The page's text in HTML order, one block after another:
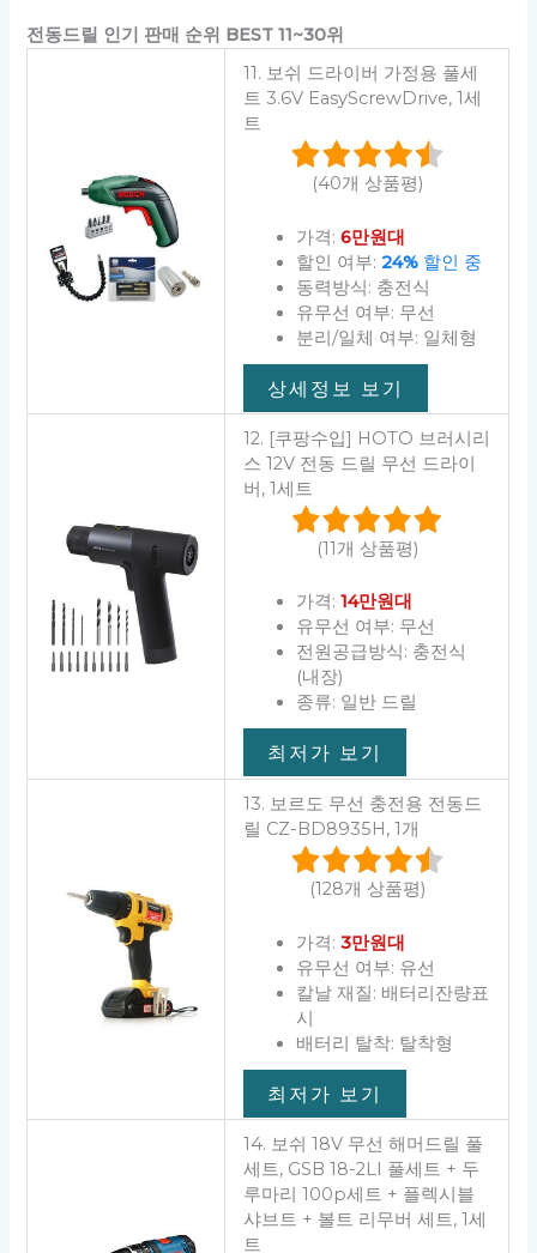
전동드릴 인기 판매 순위 BEST 11~30위
11. 보쉬 드라이버 가정용 풀세
트 3.6V EasyScrewDrive, 1세
트
(40개 상품평)
가격: 6만원대
할인 여부: 24%할인 중
동력방식: 충전식
유무선 여부: 무선
분리/일체 여부: 일체형
상세정보 보기
12. [쿠팡수입] HOTO 브러시리
스 12V 전동 드릴 무선 드라이
버, 1세트
(11개 상품평)
가격: 14만원대
유무선 여부: 무선
전원공급방식: 충전식
(내장)
종류: 일반 드릴
최저가 보기
13. 보르도 무선 충전용 전동드
릴 CZ-BD8935H, 1개
(128개 상품평)
가격: 3만원대
유무선 여부: 유선
칼날 재질: 배터리잔량표
시
배터리 탈착: 탈착형
최저가 보기
14. 보쉬 18V 무선 해머드릴 풀
세트, GSB 18-2LI 풀세트 + 두
루마리 100p세트 + 플렉시블
샤브트 + 볼트 리무버 세트, 1세
트